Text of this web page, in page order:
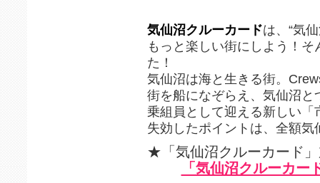
気仙沼クルーカードは、“気
もっと楽しい街にしよう！
た！
気仙沼は海と生きる街。
街を船になぞらえ、気仙沼と
乗組員として迎える新しい「
失効したポイントは、全額気
★「気仙沼クルーカード
「気仙沼クルーカー